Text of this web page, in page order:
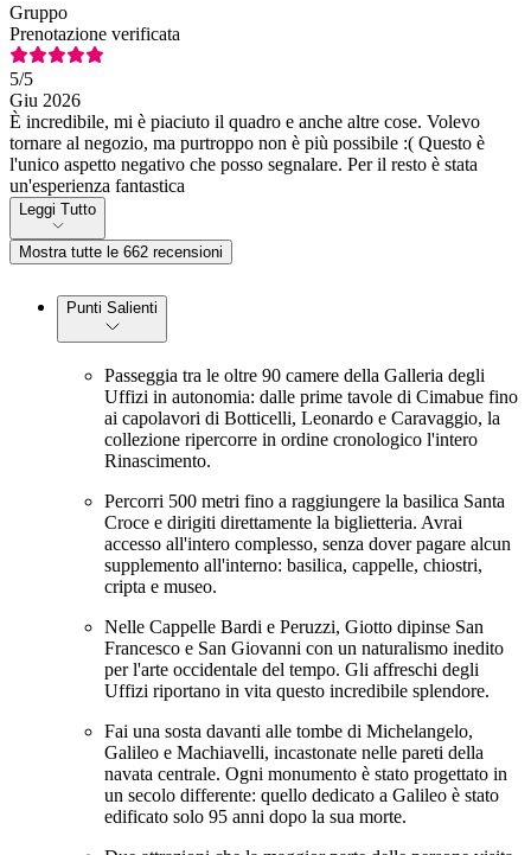
Gruppo
Prenotazione verificata
5/5
Giu 2026
È incredibile, mi è piaciuto il quadro e anche altre cose. Volevo
tornare al negozio, ma purtroppo non è più possibile :( Questo è
l'unico aspetto negativo che posso segnalare. Per il resto è stata
un'esperienza fantastica
Leggi Tutto
Mostra tutte le 662 recensioni
Punti Salienti
Passeggia tra le oltre 90 camere della Galleria degli
Uffizi in autonomia: dalle prime tavole di Cimabue fino
ai capolavori di Botticelli, Leonardo e Caravaggio, la
collezione ripercorre in ordine cronologico l'intero
Rinascimento.
Percorri 500 metri fino a raggiungere la basilica Santa
Croce e dirigiti direttamente la biglietteria. Avrai
accesso all'intero complesso, senza dover pagare alcun
supplemento all'interno: basilica, cappelle, chiostri,
cripta e museo.
Nelle Cappelle Bardi e Peruzzi, Giotto dipinse San
Francesco e San Giovanni con un naturalismo inedito
per l'arte occidentale del tempo. Gli affreschi degli
Uffizi riportano in vita questo incredibile splendore.
Fai una sosta davanti alle tombe di Michelangelo,
Galileo e Machiavelli, incastonate nelle pareti della
navata centrale. Ogni monumento è stato progettato in
un secolo differente: quello dedicato a Galileo è stato
edificato solo 95 anni dopo la sua morte.